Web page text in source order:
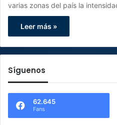
varias zonas del país la
Leer más »
Síguenos
62.645
Fans